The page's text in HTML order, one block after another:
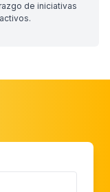
de iniciativas